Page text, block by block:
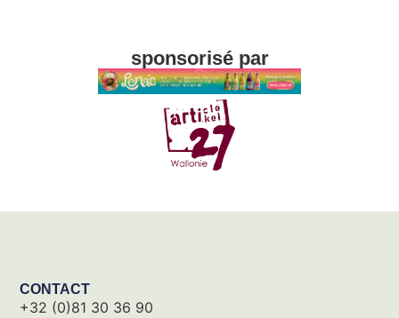
sponsorisé par
CONTACT
+32 (0)81 30 36 90